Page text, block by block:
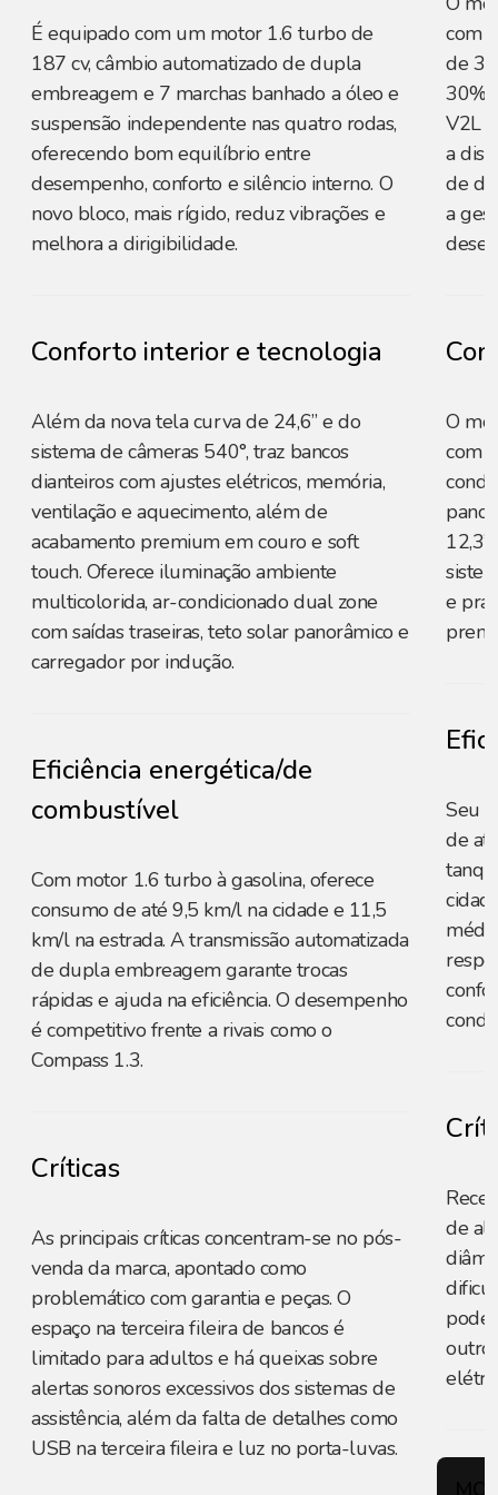
É equipado com um motor 1.6 turbo de
187 cv, câmbio automatizado de dupla
embreagem e 7 marchas banhado a óleo e
suspensão independente nas quatro rodas,
oferecendo bom equilíbrio entre
desempenho, conforto e silêncio interno. O
novo bloco, mais rígido, reduz vibrações e
melhora a dirigibilidade.
Conforto interior e tecnologia
Além da nova tela curva de 24,6” e do
sistema de câmeras 540°, traz bancos
dianteiros com ajustes elétricos, memória,
ventilação e aquecimento, além de
acabamento premium em couro e soft
touch. Oferece iluminação ambiente
multicolorida, ar-condicionado dual zone
com saídas traseiras, teto solar panorâmico e
carregador por indução.
Eficiência energética/de
combustível
Com motor 1.6 turbo à gasolina, oferece
consumo de até 9,5 km/l na cidade e 11,5
km/l na estrada. A transmissão automatizada
de dupla embreagem garante trocas
rápidas e ajuda na eficiência. O desempenho
é competitivo frente a rivais como o
Compass 1.3.
Críticas
As principais críticas concentram-se no pós-
venda da marca, apontado como
problemático com garantia e peças. O
espaço na terceira fileira de bancos é
limitado para adultos e há queixas sobre
alertas sonoros excessivos dos sistemas de
assistência, além da falta de detalhes como
USB na terceira fileira e luz no porta-luvas.
com
de
30%
V2L
a
de
a
O
com
e
Seu
de
de
pode
outro